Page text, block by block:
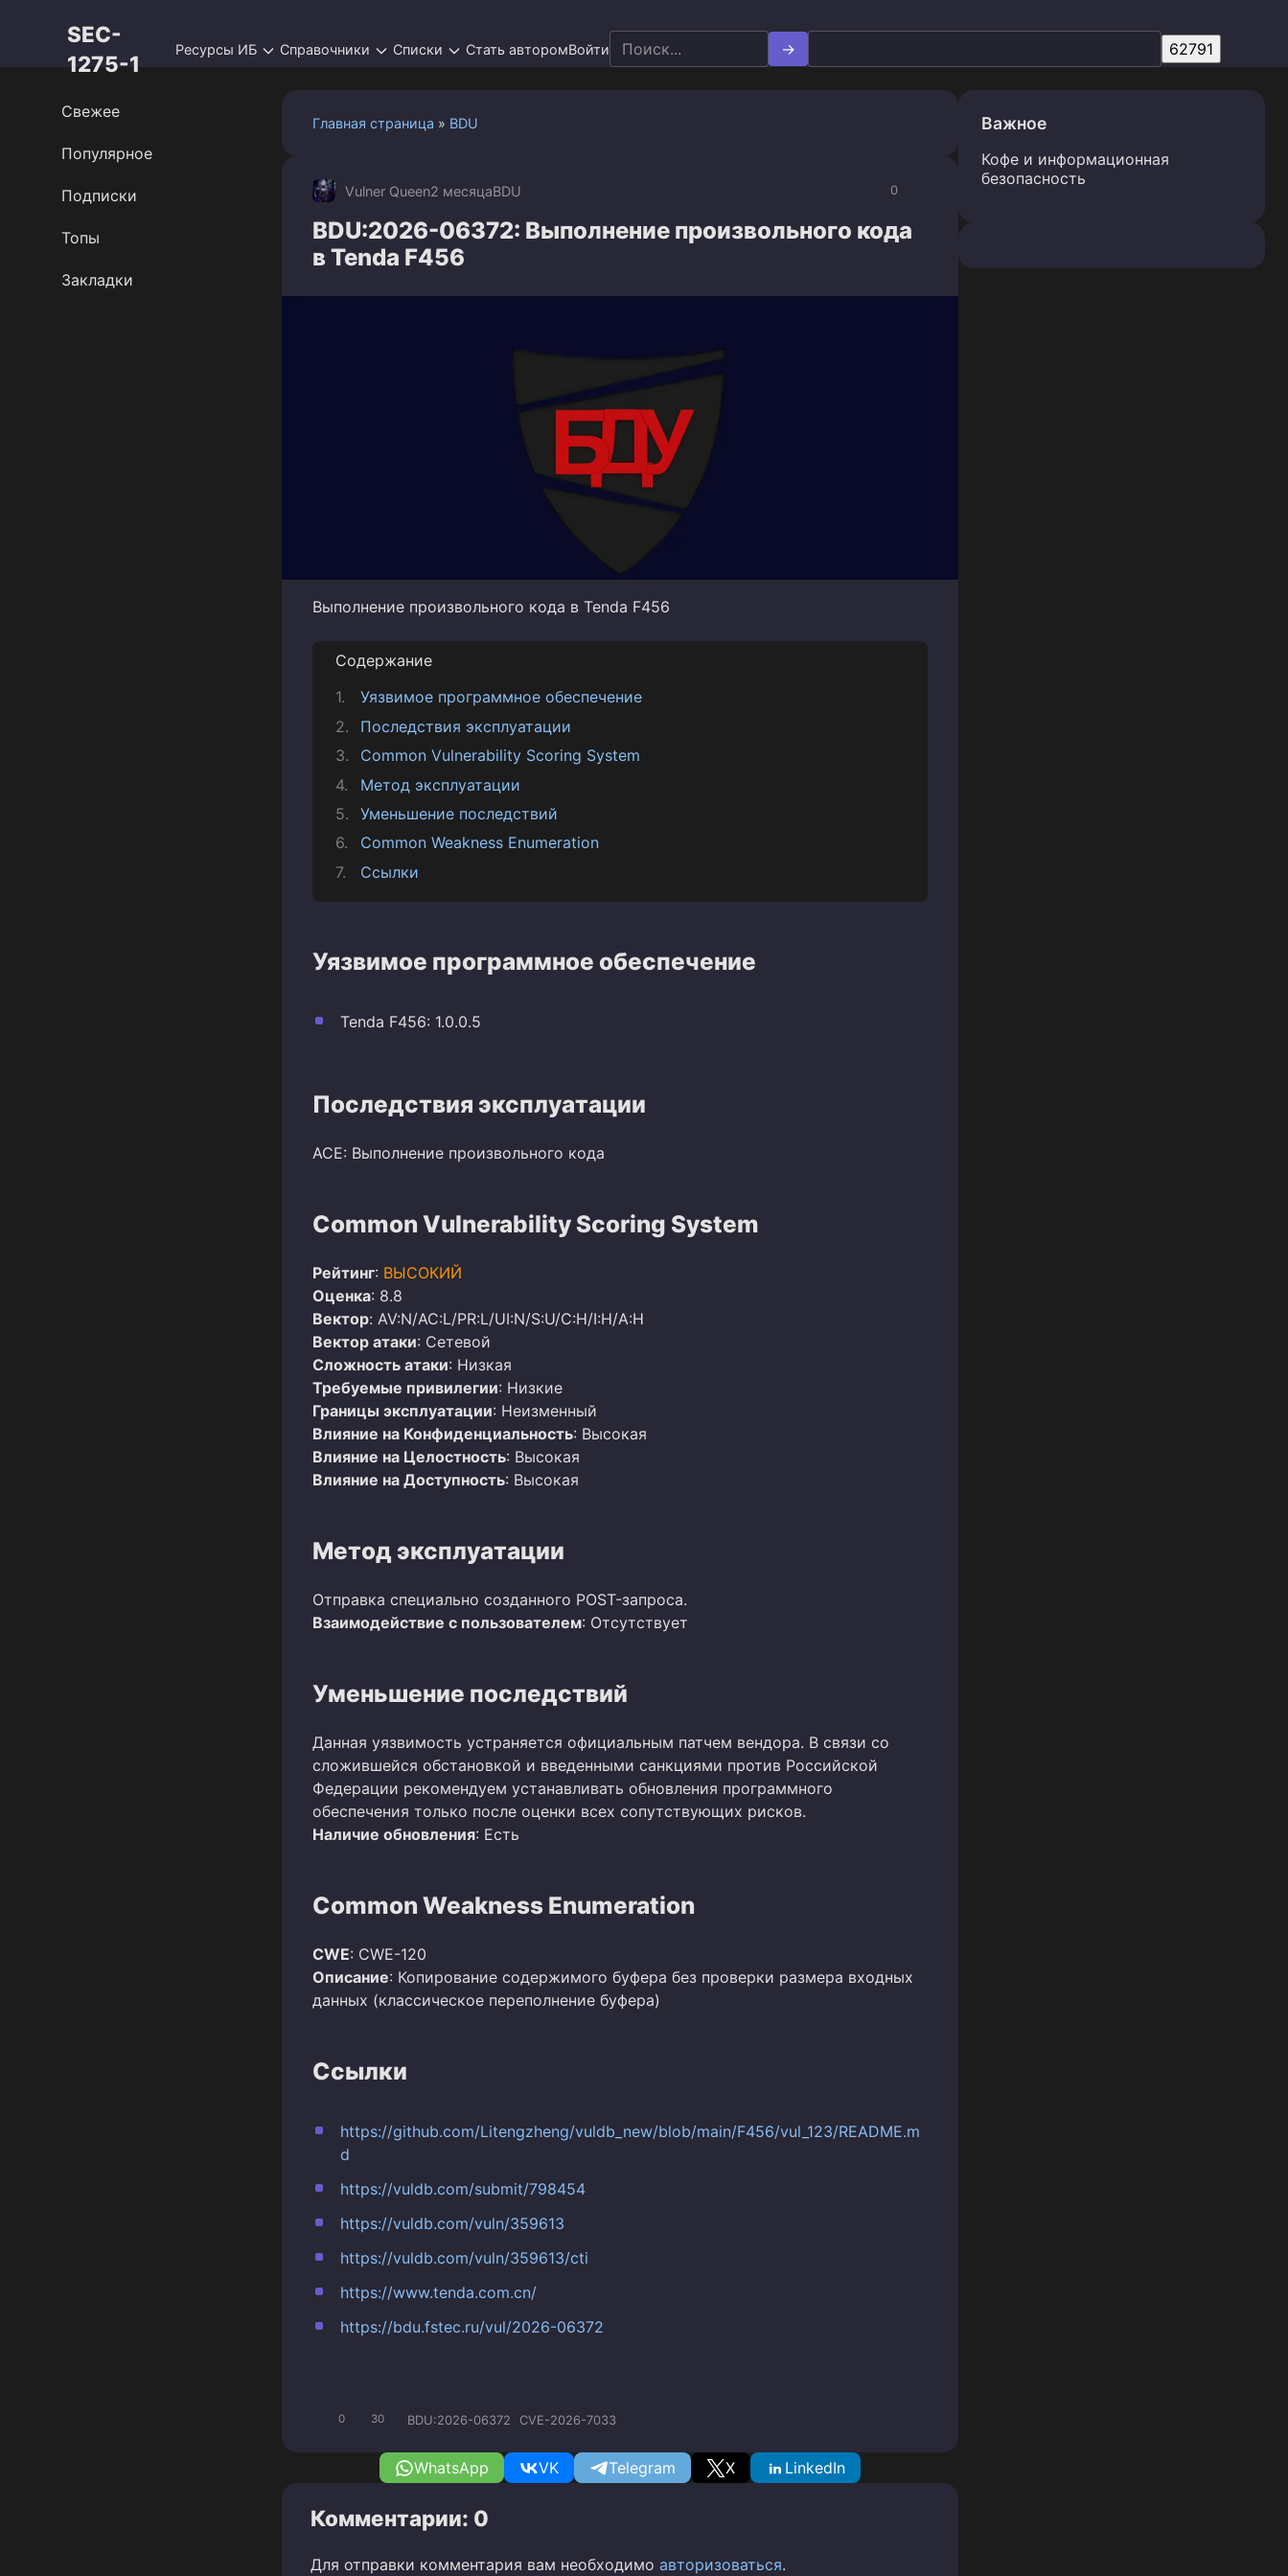
SEC-
1275-1
Ресурсы ИБ Справочники Списки Стать авторомВойти
Search
for:
Главная страница » BDU
0
Vulner Queen2 месяцаBDU
BDU:2026-06372: Выполнение произвольного кода
в Tenda F456
Выполнение произвольного кода в Tenda F456
Содержание
Уязвимое программное обеспечение
Последствия эксплуатации
Common Vulnerability Scoring System
Метод эксплуатации
Уменьшение последствий
Common Weakness Enumeration
Ссылки
Уязвимое программное обеспечение
Tenda F456: 1.0.0.5
Последствия эксплуатации
ACE: Выполнение произвольного кода
Common Vulnerability Scoring System
Рейтинг: ВЫСОКИЙ
Оценка: 8.8
Вектор: AV:N/AC:L/PR:L/UI:N/S:U/C:H/I:H/A:H
Вектор атаки: Сетевой
Сложность атаки: Низкая
Требуемые привилегии: Низкие
Границы эксплуатации: Неизменный
Влияние на Конфиденциальность: Высокая
Влияние на Целостность: Высокая
Влияние на Доступность: Высокая
Метод эксплуатации
Отправка специально созданного POST-запроса.
Взаимодействие с пользователем: Отсутствует
Уменьшение последствий
Данная уязвимость устраняется официальным патчем вендора. В связи со
сложившейся обстановкой и введенными санкциями против Российской
Федерации рекомендуем устанавливать обновления программного
обеспечения только после оценки всех сопутствующих рисков.
Наличие обновления: Есть
Common Weakness Enumeration
CWE: CWE-120
Описание: Копирование содержимого буфера без проверки размера входных
данных (классическое переполнение буфера)
Ссылки
https://github.com/Litengzheng/vuldb_new/blob/main/F456/vul_123/README.m
d
https://vuldb.com/submit/798454
https://vuldb.com/vuln/359613
https://vuldb.com/vuln/359613/cti
https://www.tenda.com.cn/
https://bdu.fstec.ru/vul/2026-06372
0 30 BDU:2026-06372 CVE-2026-7033
WhatsApp VK Telegram X LinkedIn
Комментарии: 0
Для отправки комментария вам необходимо авторизоваться.
Свежее
Популярное
Подписки
Топы
Закладки
Важное
Кофе и информационная
безопасность